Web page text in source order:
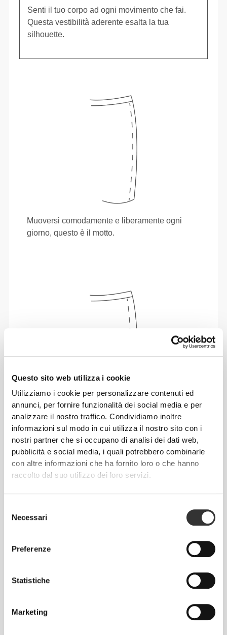
Questo sito web utilizza i cookie
Utilizziamo i cookie per personalizzare contenuti ed
annunci, per fornire funzionalità dei social media e per
analizzare il nostro traffico. Condividiamo inoltre
informazioni sul modo in cui utilizza il nostro sito con i
nostri partner che si occupano di analisi dei dati web,
pubblicità e social media, i quali potrebbero combinarle
con altre informazioni che ha fornito loro o che hanno
raccolto dal suo utilizzo dei loro servizi.
delNecessari
Preferenze
Statistiche
Marketing
Senti il tuo corpo ad ogni movimento che fai.
Questa vestibilità aderente esalta la tua
silhouette.
Muoversi comodamente e liberamente ogni
giorno, questo è il motto.
Totale libertà di movimento. La tua vestibilità
comoda e rilassata per un look casual.
TAGLIA CONSIGLIATA IN BASE ALLE TUE
MISURE CORPOREE
TAGLIA
misura dal
cavallo
(cm)/(in)
5/16
1/2